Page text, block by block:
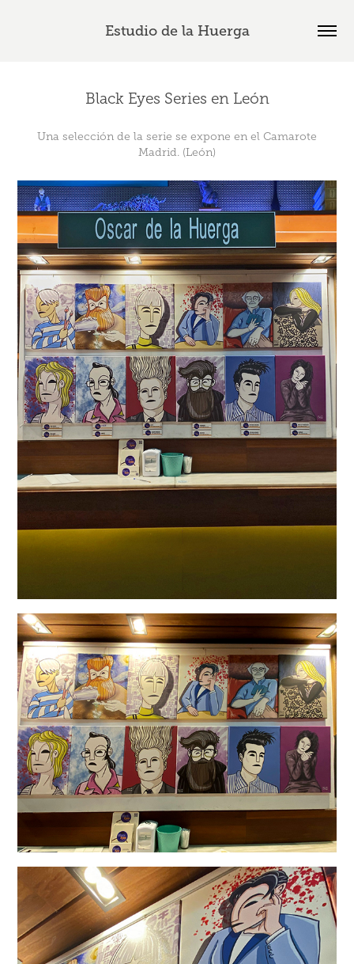
Estudio de la Huerga
Black Eyes Series en León
Una selección de la serie se expone en el Camarote
Madrid. (León)